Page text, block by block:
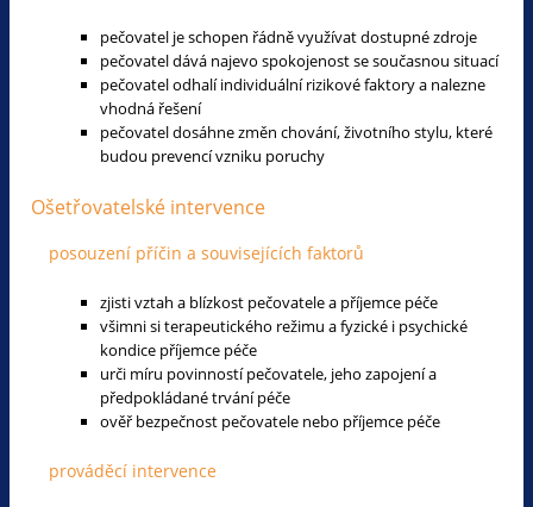
pečovatel je schopen řádně využívat dostupné zdroje
pečovatel dává najevo spokojenost se současnou situací
pečovatel odhalí individuální rizikové faktory a nalezne
vhodná řešení
pečovatel dosáhne změn chování, životního stylu, které
budou prevencí vzniku poruchy
Ošetřovatelské intervence
posouzení příčin a souvisejících faktorů
zjisti vztah a blízkost pečovatele a příjemce péče
všimni si terapeutického režimu a fyzické i psychické
kondice příjemce péče
urči míru povinností pečovatele, jeho zapojení a
předpokládané trvání péče
ověř bezpečnost pečovatele nebo příjemce péče
prováděcí intervence